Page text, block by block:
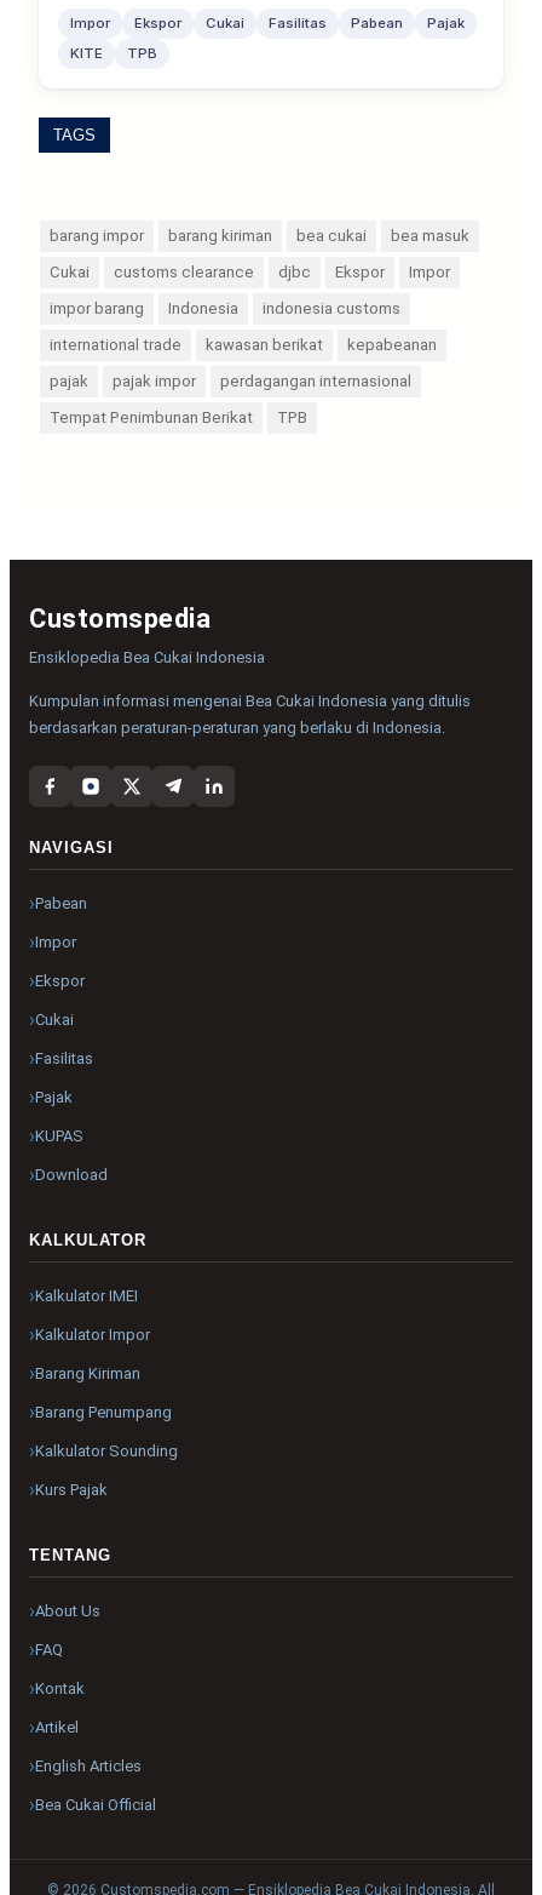
Impor Ekspor Cukai Fasilitas Pabean
Pajak
KITE
TPB
TAGS
barang impor barang kiriman bea cukai
bea masuk
Cukai
customs clearance djbc Ekspor
Impor
impor barang
Indonesia
indonesia customs
international trade
kawasan berikat
kepabeanan
pajak
pajak impor
perdagangan internasional
Tempat Penimbunan Berikat
TPB
Customspedia
Ensiklopedia Bea Cukai Indonesia
Kumpulan informasi mengenai Bea Cukai Indonesia yang ditulis
berdasarkan peraturan-peraturan yang berlaku di Indonesia.
NAVIGASI
Pabean
Impor
Ekspor
Cukai
Fasilitas
Pajak
KUPAS
Download
KALKULATOR
Kalkulator IMEI
Kalkulator Impor
Barang Kiriman
Barang Penumpang
Kalkulator Sounding
Kurs Pajak
TENTANG
About Us
FAQ
Kontak
Artikel
English Articles
Bea Cukai Official
© 2026 Customspedia.com — Ensiklopedia Bea Cukai Indonesia. All